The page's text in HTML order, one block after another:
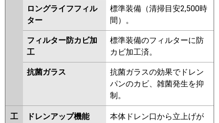
ロングライフフィル
ター
標準装備（清掃目安2,500時
間）。
フィルター防カビ加
工
標準装備のフィルターに防
カビ加工済。
抗菌ガラス
抗菌ガラスの効果でドレン
パンのカビ、雑菌発生を抑
制。
工
ドレンアップ機能
本体ドレン口から立上げが